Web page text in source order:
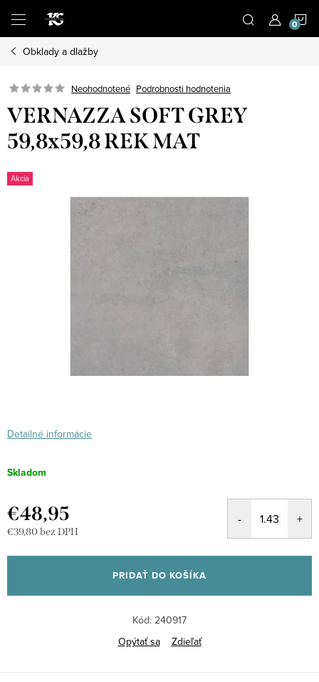
obsah
Obklady a dlažby
Neohodnotené Podrobnosti hodnotenia
VERNAZZA SOFT GREY
59,8x59,8 REK MAT
Akcia
Detailné informácie
Skladom
€48,95
€39,80 bez DPH
cena:
PRIDAŤ DO KOŠÍKA
Kód: 240917
Opýtať sa
Zdieľať